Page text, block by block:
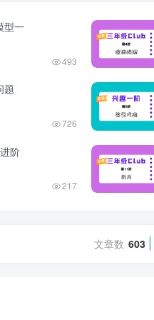
型一
493
题
726
阶
217
文章数 603